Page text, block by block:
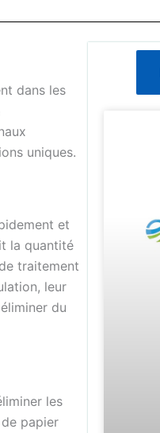
dans les
uniques.
et
la quantité
traitement
leur
du
les
papier